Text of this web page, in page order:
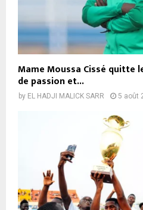
Mame Moussa Cissé quitte
de passion et...
by EL HADJI MALICK SARR 5 août